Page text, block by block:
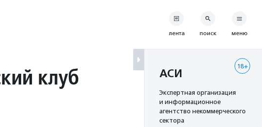
клуб
лента поиск меню
18+
АСИ
Экспертная организация
и информационное
агентство некоммерческого
сектора